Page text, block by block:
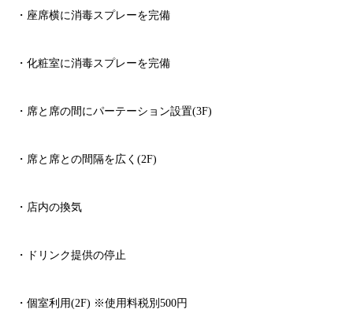
・座席横に消毒スプレーを完備
・化粧室に消毒スプレーを完備
・席と席の間にパーテーション設置(3F)
・席と席との間隔を広く (2F)
・店内の換気
・ドリンク提供の停止
・個室利用(2F) ※使用料税別 500円